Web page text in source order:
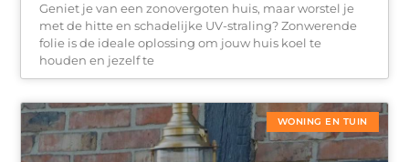
Geniet je van een zonovergoten huis, maar worstel je
met de hitte en schadelijke UV-straling? Zonwerende
folie is de ideale oplossing om jouw huis koel te
houden en jezelf te
WONING EN TUIN